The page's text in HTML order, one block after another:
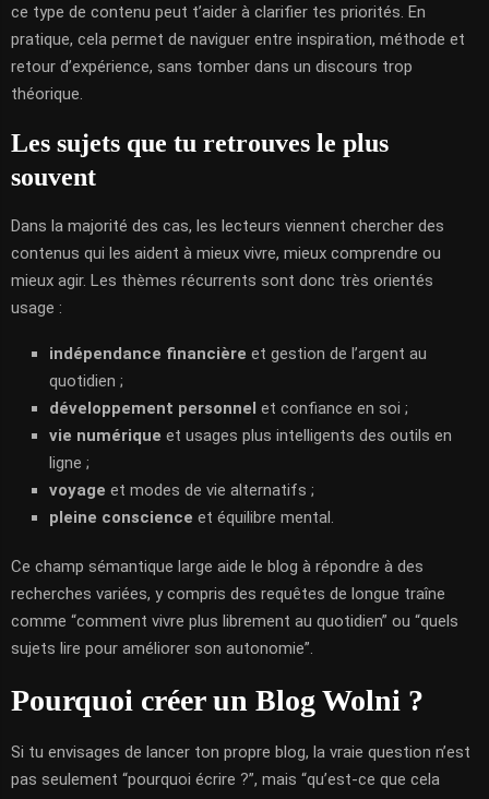
ce type de contenu peut t’aider à clarifier tes priorités. En
pratique, cela permet de naviguer entre inspiration, méthode et
retour d’expérience, sans tomber dans un discours trop
théorique.
Les sujets que tu retrouves le plus
souvent
Dans la majorité des cas, les lecteurs viennent chercher des
contenus qui les aident à mieux vivre, mieux comprendre ou
mieux agir. Les thèmes récurrents sont donc très orientés
usage :
indépendance financière et gestion de l’argent au
quotidien ;
développement personnel et confiance en soi ;
vie numérique et usages plus intelligents des outils en
ligne ;
voyage et modes de vie alternatifs ;
pleine conscience et équilibre mental.
Ce champ sémantique large aide le blog à répondre à des
recherches variées, y compris des requêtes de longue traîne
comme “comment vivre plus librement au quotidien” ou “quels
sujets lire pour améliorer son autonomie”.
Pourquoi créer un Blog Wolni ?
Si tu envisages de lancer ton propre blog, la vraie question n’est
pas seulement “pourquoi écrire ?”, mais “qu’est-ce que cela